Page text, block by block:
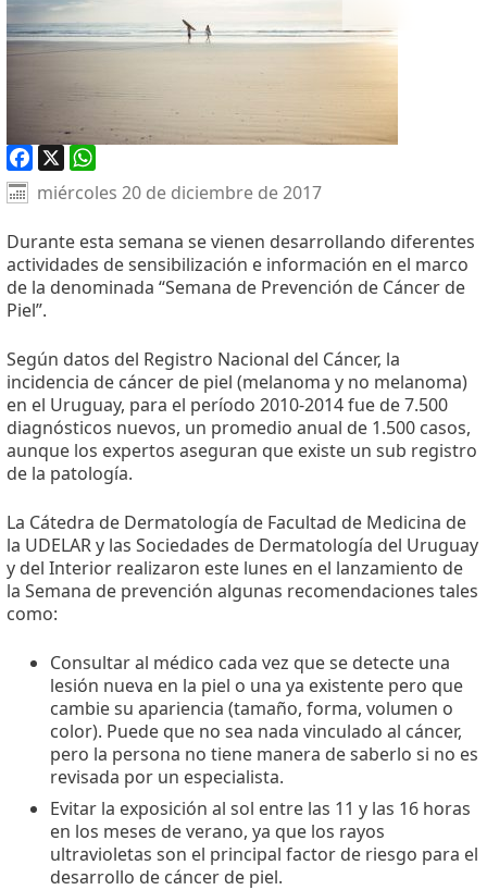
Facebook
X WhatsApp
miércoles 20 de diciembre de 2017
Durante esta semana se vienen desarrollando diferentes
actividades de sensibilización e información en el marco
de la denominada “Semana de Prevención de Cáncer de
Piel”.
Según datos del Registro Nacional del Cáncer, la
incidencia de cáncer de piel (melanoma y no melanoma)
en el Uruguay, para el período 2010-2014 fue de 7.500
diagnósticos nuevos, un promedio anual de 1.500 casos,
aunque los expertos aseguran que existe un sub registro
de la patología.
La Cátedra de Dermatología de Facultad de Medicina de
la UDELAR y las Sociedades de Dermatología del Uruguay
y del Interior realizaron este lunes en el lanzamiento de
la Semana de prevención algunas recomendaciones tales
como:
Consultar al médico cada vez que se detecte una
lesión nueva en la piel o una ya existente pero que
cambie su apariencia (tamaño, forma, volumen o
color). Puede que no sea nada vinculado al cáncer,
pero la persona no tiene manera de saberlo si no es
revisada por un especialista.
Evitar la exposición al sol entre las 11 y las 16 horas
en los meses de verano, ya que los rayos
ultravioletas son el principal factor de riesgo para el
desarrollo de cáncer de piel.